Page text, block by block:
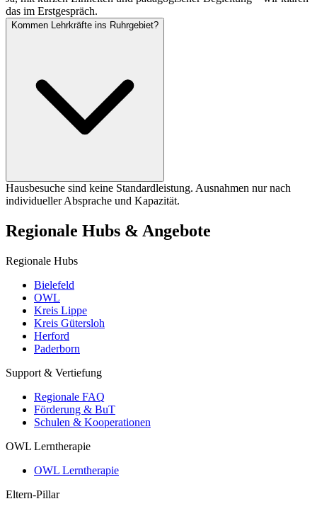
das im Erstgespräch.
Kommen Lehrkräfte ins Ruhrgebiet?
Hausbesuche sind keine Standardleistung. Ausnahmen nur nach
individueller Absprache und Kapazität.
Regionale Hubs & Angebote
Regionale Hubs
Bielefeld
OWL
Kreis Lippe
Kreis Gütersloh
Herford
Paderborn
Support & Vertiefung
Regionale FAQ
Förderung & BuT
Schulen & Kooperationen
OWL Lerntherapie
OWL Lerntherapie
Eltern-Pillar